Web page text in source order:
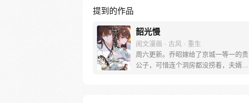
提到的作品
韶光慢
阅文漫画 · 古风 · 重生
周六更新。乔昭嫁给了京城一等一的贵
公子，可惜连个洞房都没捞着，夫婿就